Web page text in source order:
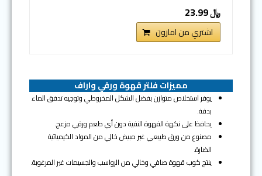
﷼ 23.99
اشتري من امازون
مميزات فلتر قهوة ورقي واراف
يوفر استخلاص متوازن بفضل الشكل المخروطي وتوجيه تدفق الماء
بدقة.
يحافظ على نكهة القهوة النقية دون أي طعم ورقي مزعج.
مصنوع من ورق طبيعي غير مبيض خالي من المواد الكيميائية
الضارة.
ينتج كوب قهوة صافي وخالي من الرواسب والجسيمات غير المرغوبة.